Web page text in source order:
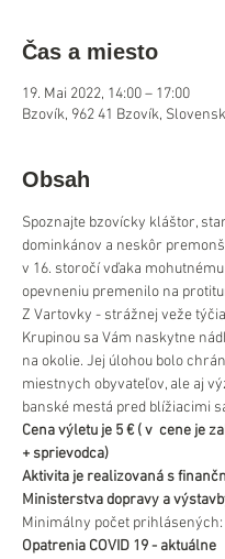
Čas a miesto
19. Mai 2022, 14:00 – 17:00
Bzovík, 962 41 Bzovík,
Obsah
Spoznajte bzovícky kláštor,
dominkánov a neskôr
v 16. storočí vďaka
opevneniu premenilo na
Z Vartovky - strážnej veže
Krupinou sa Vám naskytne
na okolie. Jej úlohou bolo
miestnych obyvateľov, ale aj
banské mestá pred blížiacimi
Cena výletu je 5 € ( v  cene je
+ sprievodca)
Aktivita je realizovaná s
Ministerstva dopravy a
Minimálny počet prihlásených:
Opatrenia COVID 19 - aktuálne